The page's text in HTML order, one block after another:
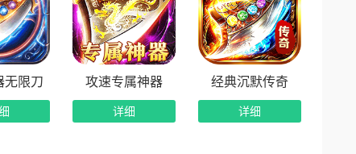
无限刀 攻速专属神器
详细
经典沉默传奇
详细